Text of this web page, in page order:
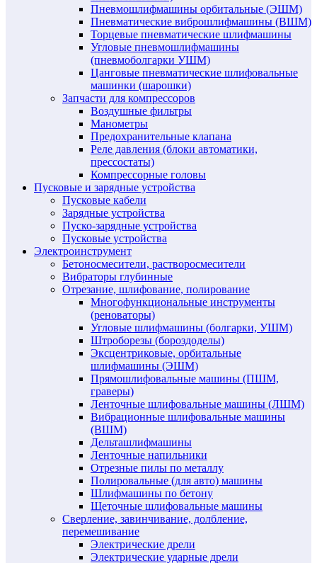
Пневмошлифмашины орбитальные (ЭШМ)
Пневматические виброшлифмашины (ВШМ)
Торцевые пневматические шлифмашины
Угловые пневмошлифмашины
(пневмоболгарки УШМ)
Цанговые пневматические шлифовальные
машинки (шарошки)
Запчасти для компрессоров
Воздушные фильтры
Манометры
Предохранительные клапана
Реле давления (блоки автоматики,
прессостаты)
Компрессорные головы
Пусковые и зарядные устройства
Пусковые кабели
Зарядные устройства
Пуско-зарядные устройства
Пусковые устройства
Электроинструмент
Бетоносмесители, растворосмесители
Вибраторы глубинные
Отрезание, шлифование, полирование
Многофункциональные инструменты
(реноваторы)
Угловые шлифмашины (болгарки, УШМ)
Штроборезы (бороздоделы)
Эксцентриковые, орбитальные
шлифмашины (ЭШМ)
Прямошлифовальные машины (ПШМ,
граверы)
Ленточные шлифовальные машины (ЛШМ)
Вибрационные шлифовальные машины
(ВШМ)
Дельташлифмашины
Ленточные напильники
Отрезные пилы по металлу
Полировальные (для авто) машины
Шлифмашины по бетону
Щеточные шлифовальные машины
Сверление, завинчивание, долбление,
перемешивание
Электрические дрели
Электрические ударные дрели